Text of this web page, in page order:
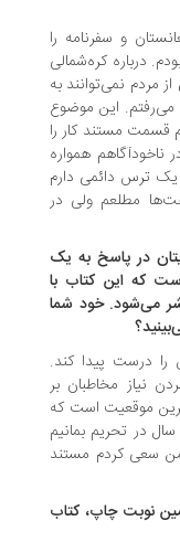
سفرنامه را
کره‌شمالی
نمی‌توانند به
این موضوع
کار را
همواره
دائمی دارم
ولی در
پاسخ به یک
کتاب با
خود شما
پیدا کند.
مخاطبان بر
است که
بمانیم
مستند
چاپ، کتاب